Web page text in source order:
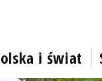
i świat